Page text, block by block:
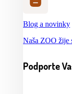
Blog a novinky
Naša ZOO žije
Podporte